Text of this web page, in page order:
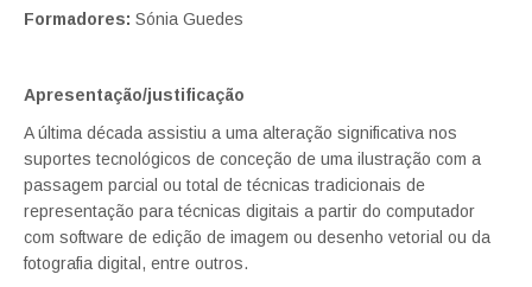
Formadores: Sónia Guedes
Apresentação/justificação
A última década assistiu a uma alteração significativa nos
suportes tecnológicos de conceção de uma ilustração com a
passagem parcial ou total de técnicas tradicionais de
representação para técnicas digitais a partir do computador
com software de edição de imagem ou desenho vetorial ou da
fotografia digital, entre outros.